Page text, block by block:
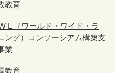
教育
L （ワールド・ワイド・ラ
ング）コンソーシアム構築支
業
教育